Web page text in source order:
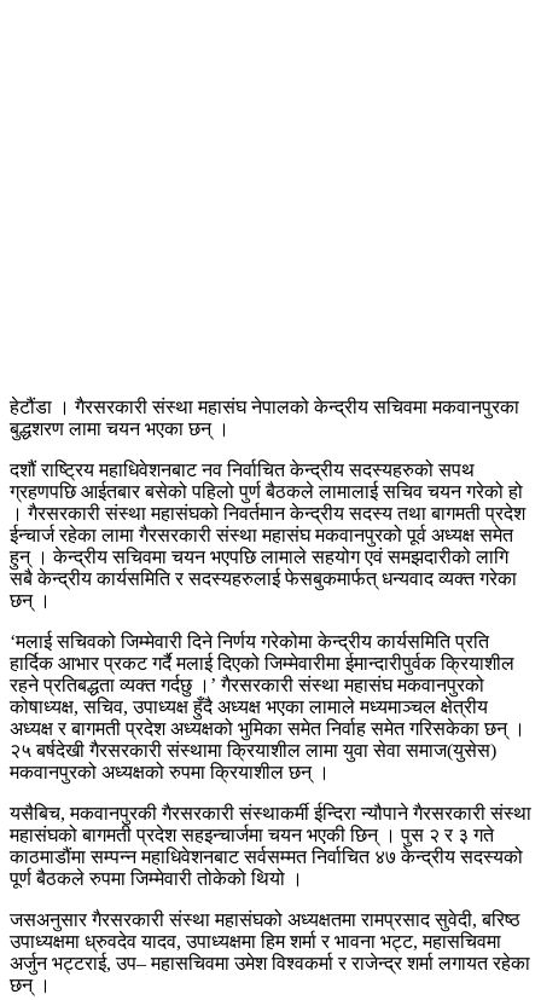
हेटौंडा । गैरसरकारी संस्था महासंघ नेपालको केन्द्रीय सचिवमा मकवानपुरका
बुद्धशरण लामा चयन भएका छन् ।
दशौं राष्ट्रिय महाधिवेशनबाट नव निर्वाचित केन्द्रीय सदस्यहरुको सपथ
ग्रहणपछि आईतबार बसेको पहिलो पुर्ण बैठकले लामालाई सचिव चयन गरेको हो
। गैरसरकारी संस्था महासंघको निवर्तमान केन्द्रीय सदस्य तथा बागमती प्रदेश
ईन्चार्ज रहेका लामा गैरसरकारी संस्था महासंघ मकवानपुरको पूर्व अध्यक्ष समेत
हुन् । केन्द्रीय सचिवमा चयन भएपछि लामाले सहयोग एवं समझदारीको लागि
सबै केन्द्रीय कार्यसमिति र सदस्यहरुलाई फेसबुकमार्फत् धन्यवाद व्यक्त गरेका
छन् ।
‘मलाई सचिवको जिम्मेवारी दिने निर्णय गरेकोमा केन्द्रीय कार्यसमिति प्रति
हार्दिक आभार प्रकट गर्दै मलाई दिएको जिम्मेवारीमा ईमान्दारीपुर्वक क्रियाशील
रहने प्रतिबद्धता व्यक्त गर्दछु ।’ गैरसरकारी संस्था महासंघ मकवानपुरको
कोषाध्यक्ष, सचिव, उपाध्यक्ष हुँदै अध्यक्ष भएका लामाले मध्यमाञ्चल क्षेत्रीय
अध्यक्ष र बागमती प्रदेश अध्यक्षको भुमिका समेत निर्वाह समेत गरिसकेका छन् ।
२५ बर्षदेखी गैरसरकारी संस्थामा क्रियाशील लामा युवा सेवा समाज(युसेस)
मकवानपुरको अध्यक्षको रुपमा क्रियाशील छन् ।
यसैबिच, मकवानपुरकी गैरसरकारी संस्थाकर्मी ईन्दिरा न्यौपाने गैरसरकारी संस्था
महासंघको बागमती प्रदेश सहइन्चार्जमा चयन भएकी छिन् । पुस २ र ३ गते
काठमाडौंमा सम्पन्न महाधिवेशनबाट सर्वसम्मत निर्वाचित ४७ केन्द्रीय सदस्यको
पूर्ण बैठकले रुपमा जिम्मेवारी तोकेको थियो ।
जसअनुसार गैरसरकारी संस्था महासंघको अध्यक्षतमा रामप्रसाद सुवेदी, बरिष्ठ
उपाध्यक्षमा ध्रुवदेव यादव, उपाध्यक्षमा हिम शर्मा र भावना भट्ट, महासचिवमा
अर्जुन भट्टराई, उप– महासचिवमा उमेश विश्वकर्मा र राजेन्द्र शर्मा लगायत रहेका
छन् ।